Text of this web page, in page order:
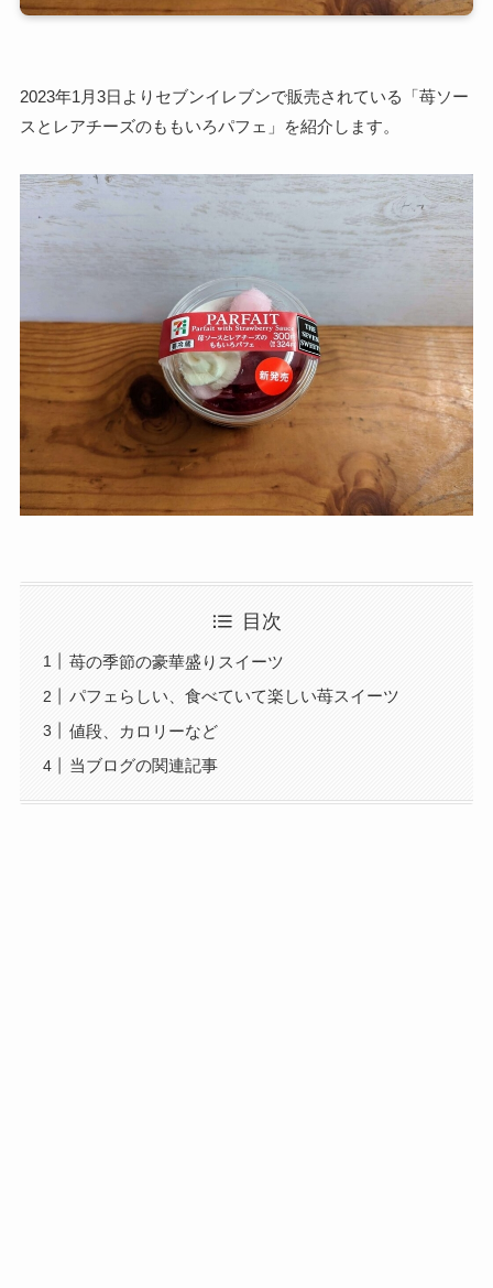
2023年1月3日よりセブンイレブンで販売されている「苺ソー
スとレアチーズのももいろパフェ」を紹介します。
目次
苺の季節の豪華盛りスイーツ
パフェらしい、食べていて楽しい苺スイーツ
値段、カロリーなど
当ブログの関連記事